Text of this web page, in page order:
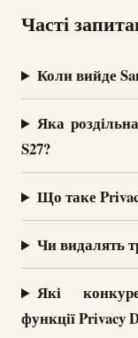
Часті
Коли вийде
Яка
S27?
Що таке
Чи видалять
Які
функції Privacy